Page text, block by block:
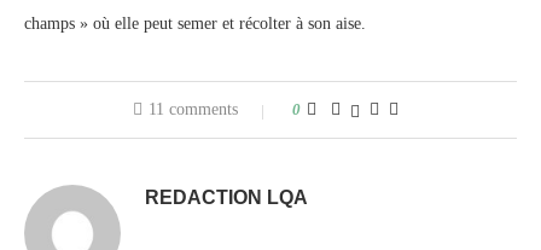
champs » où elle peut semer et récolter à son aise.
11 comments 0
REDACTION LQA